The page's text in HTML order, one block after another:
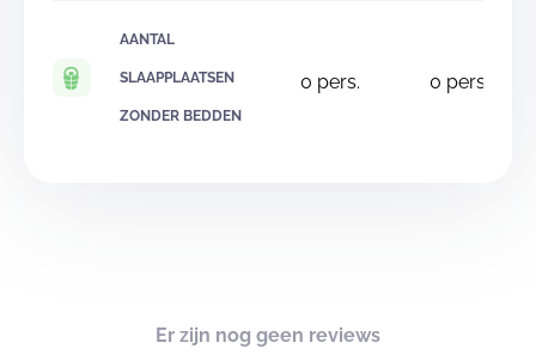
AANTAL
SLAAPPLAATSEN
ZONDER BEDDEN
0 pers. 0 pers.
Er zijn nog geen reviews